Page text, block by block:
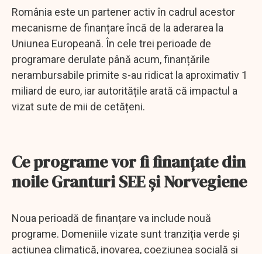
România este un partener activ în cadrul acestor
mecanisme de finanțare încă de la aderarea la
Uniunea Europeană. În cele trei perioade de
programare derulate până acum, finanțările
nerambursabile primite s-au ridicat la aproximativ 1
miliard de euro, iar autoritățile arată că impactul a
vizat sute de mii de cetățeni.
Ce programe vor fi finanțate din
noile Granturi SEE și Norvegiene
Noua perioadă de finanțare va include nouă
programe. Domeniile vizate sunt tranziția verde și
acțiunea climatică, inovarea, coeziunea socială și